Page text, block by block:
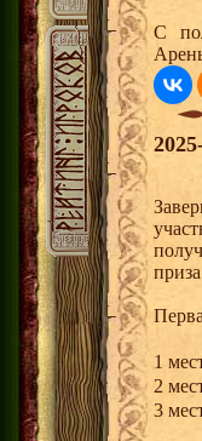
С
1
2
3